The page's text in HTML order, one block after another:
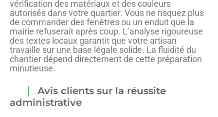
vérification des matériaux et des couleurs
autorisés dans votre quartier. Vous ne risquez plus
de commander des fenêtres ou un enduit que la
mairie refuserait après coup. L’analyse rigoureuse
des textes locaux garantit que votre artisan
travaille sur une base légale solide. La fluidité du
chantier dépend directement de cette préparation
minutieuse.
Avis clients sur la réussite
administrative